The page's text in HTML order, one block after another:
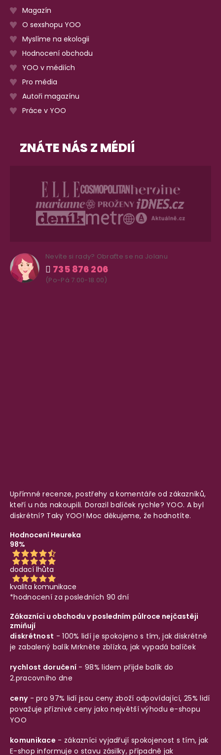
Magazín
O sexshopu YOO
Myslíme na ekologii
Hodnocení obchodu
YOO v médiích
Pro média
Autoři magazínu
Práce v YOO
ZNÁTE NÁS Z MÉDIÍ
Nevíte si rady? Obraťte se na Jolanu
735 876 206
(Po-Pá 7.00-18.00)
Upřímné recenze, postřehy a komentáře od zákazníků,
kteří u nás nakoupili. Dorazil balíček rychle? YOO. A byl
diskrétní? Taky YOO! Moc děkujeme, že hodnotíte.
Hodnocení Heureka
98%
dodací lhůta
kvalita komunikace
*hodnocení za posledních 90 dní
Zákazníci u obchodu v posledním půlroce nejčastěji
zmiňují
diskrétnost - 100% lidí je spokojeno s tím, jak diskrétně
je zabalený balíkMrkněte zblízka, jak vypadá balíček
rychlost doručení - 98% lidem přijde balík do
2.pracovního dne
ceny- pro 97% lidí jsou ceny zboží odpovídající, 25% lidí
považuje příznivé ceny jako největší výhodu e-shopu
YOO
komunikace - zákazníci vyjadřují spokojenost s tím, jak
E-shop informuje o stavu zásilky, případně jak